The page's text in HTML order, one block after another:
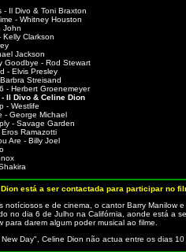
- Il Divo & Toni Braxton
- Whitney Houston
John
Clarkson
Jackson
Goodbye - Rod Stewart
- Elvis Presley
Streisand
- Herbert Groenemeyer
Il Divo & Celine Dion
- Westlife
- George Michael
- Savage Garden
Ramazotti
Are - Billy Joel
está a ser contactada para participar no
notíciosos e de cinema, o cantor Barry Manilow
no dia 6 de Julho na Califórnia, aonde está a
para darem algum poder musical ao filme.
Day", Celine Dion não actua entre os dias